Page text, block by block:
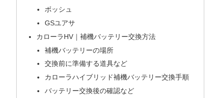
ボッシュ
GSユアサ
カローラHV｜補機バッテリー交換方法
補機バッテリーの場所
交換前に準備する道具など
カローラハイブリッド補機バッテリー交換手順
バッテリー交換後の確認など